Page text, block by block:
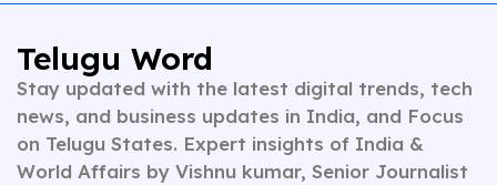
Telugu Word
Stay updated with the latest digital trends, tech
news, and business updates in India, and Focus
on Telugu States. Expert insights of India &
World Affairs by Vishnu kumar, Senior Journalist